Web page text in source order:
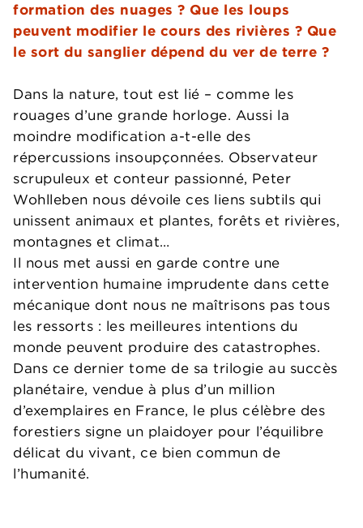
formation des nuages ? Que les loups
peuvent modifier le cours des rivières ? Que
le sort du sanglier dépend du ver de terre ?
Dans la nature, tout est lié – comme les
rouages d’une grande horloge. Aussi la
moindre modification a-t-elle des
répercussions insoupçonnées. Observateur
scrupuleux et conteur passionné, Peter
Wohlleben nous dévoile ces liens subtils qui
unissent animaux et plantes, forêts et rivières,
montagnes et climat…
Il nous met aussi en garde contre une
intervention humaine imprudente dans cette
mécanique dont nous ne maîtrisons pas tous
les ressorts : les meilleures intentions du
monde peuvent produire des catastrophes.
Dans ce dernier tome de sa trilogie au succès
planétaire, vendue à plus d’un million
d’exemplaires en France, le plus célèbre des
forestiers signe un plaidoyer pour l’équilibre
délicat du vivant, ce bien commun de
l’humanité.